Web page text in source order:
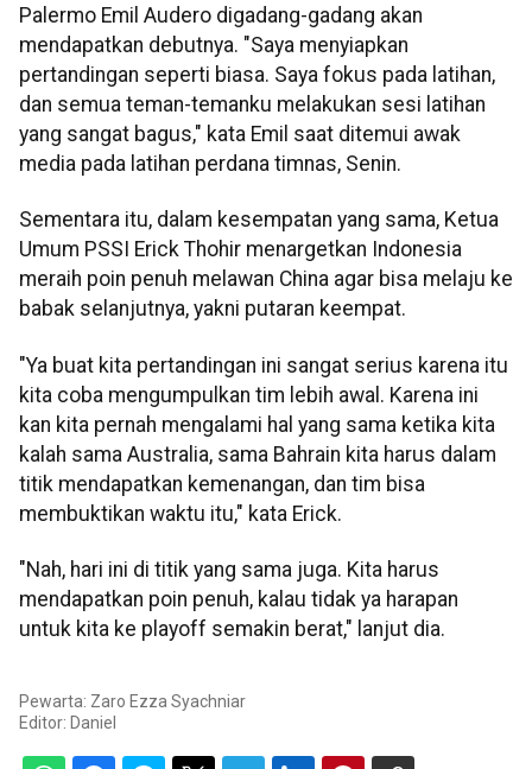
Palermo Emil Audero digadang-gadang akan
mendapatkan debutnya. "Saya menyiapkan
pertandingan seperti biasa. Saya fokus pada latihan,
dan semua teman-temanku melakukan sesi latihan
yang sangat bagus," kata Emil saat ditemui awak
media pada latihan perdana timnas, Senin.
Sementara itu, dalam kesempatan yang sama, Ketua
Umum PSSI Erick Thohir menargetkan Indonesia
meraih poin penuh melawan China agar bisa melaju ke
babak selanjutnya, yakni putaran keempat.
"Ya buat kita pertandingan ini sangat serius karena itu
kita coba mengumpulkan tim lebih awal. Karena ini
kan kita pernah mengalami hal yang sama ketika kita
kalah sama Australia, sama Bahrain kita harus dalam
titik mendapatkan kemenangan, dan tim bisa
membuktikan waktu itu," kata Erick.
"Nah, hari ini di titik yang sama juga. Kita harus
mendapatkan poin penuh, kalau tidak ya harapan
untuk kita ke playoff semakin berat," lanjut dia.
Pewarta: Zaro Ezza Syachniar
Editor: Daniel